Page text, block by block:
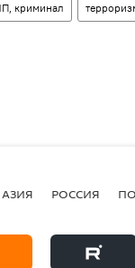
криминал
РОССИЯ